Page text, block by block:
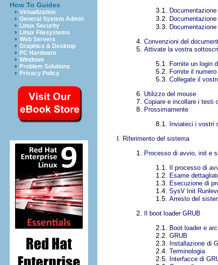
How To Guides
Virtualization
General System Admin
Linux Security
Linux Filesystems
Web Servers
Graphics & Desktop
PC Hardware
Windows
Problem Solutions
Privacy Policy
3.1.
3.2.
3.3.
4. Convenzioni del
5. Attivate la vostra
5.1. Fornite un login
5.2. Fornite il
5.3. Collegate il
6. Utilizzo del mouse
7. Copiare e incollare i testi
8. Prossimamente
8.1. Inviateci i vostri
I. Riferimento del sistema
1. Processo di avvio, init e
1.1. Il processo di
1.2. Esame
1.3. Esecuzione di
1.4. SysV Init
1.5. Arresto del
2. Il boot loader GRUB
2.1. Boot loader e
2.2. GRUB
2.3. Installazione di
2.4. Terminologia
2.5. Interfacce di